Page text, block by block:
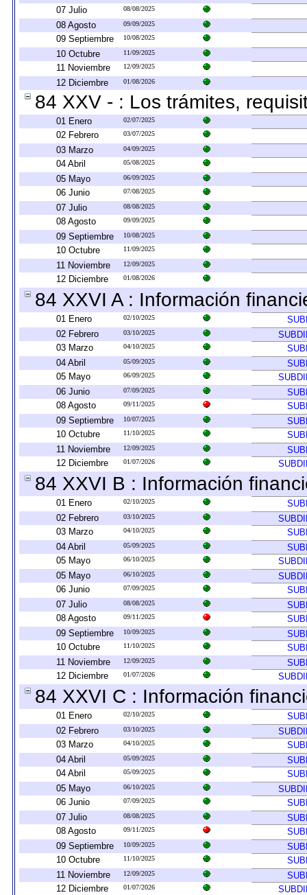
07 Julio
08/08/2025
08 Agosto 09/09/2025
09 Septiembre 10/08/2025
10 Octubre 11/09/2025
11 Noviembre 12/09/2025
12 Diciembre 01/08/2026
84 XXV - : Los trámites,
01 Enero 02/07/2025
02 Febrero 03/07/2025
03 Marzo 04/09/2025
04 Abril 05/08/2025
05 Mayo 06/09/2025
06 Junio 07/08/2025
07 Julio 08/08/2025
08 Agosto 09/09/2025
09 Septiembre 10/08/2025
10 Octubre 11/09/2025
11 Noviembre 12/09/2025
12 Diciembre 01/08/2026
84 XXVI A : Información
01 Enero 02/10/2025
02 Febrero
03/10/2025
03 Marzo
04/10/2025
04 Abril
05/09/2025
05 Mayo
06/09/2025
06 Junio
07/09/2025
08 Agosto
09/11/2025
09 Septiembre
10/07/2025
10 Octubre
11/10/2025
11 Noviembre
12/09/2025
12 Diciembre
01/07/2026
84 XXVI B : Información
01 Enero 02/10/2025
02 Febrero
03/10/2025
03 Marzo
04/10/2025
04 Abril
05/09/2025
05 Mayo
06/10/2025
05 Mayo
06/10/2025
06 Junio
07/09/2025
07 Julio
08/08/2025
08 Agosto
09/11/2025
09 Septiembre
10/09/2025
10 Octubre
11/10/2025
11 Noviembre
12/09/2025
12 Diciembre
01/07/2026
84 XXVI C : Información
01 Enero 02/10/2025
02 Febrero
03/10/2025
03 Marzo
04/10/2025
04 Abril
05/09/2025
04 Abril
05/09/2025
05 Mayo
06/10/2025
06 Junio
07/09/2025
07 Julio
08/08/2025
08 Agosto
09/11/2025
09 Septiembre
10/09/2025
10 Octubre
11/10/2025
11 Noviembre
12/09/2025
12 Diciembre
01/07/2026